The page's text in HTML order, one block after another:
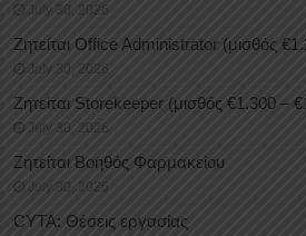
July 30, 2026
Ζητείται Office Administrator (μισθός
July 30, 2026
Ζητείται Storekeeper (μισθός €1.300 –
July 30, 2026
Ζητείται Βοηθός Φαρμακείου
July 30, 2026
CYTA: Θέσεις εργασίας